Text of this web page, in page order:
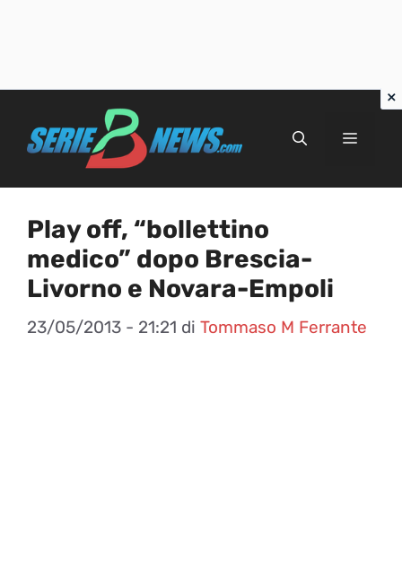
Menu
Play off, “bollettino
medico” dopo Brescia-
Livorno e Novara-Empoli
23/05/2013 - 21:21 di Tommaso M Ferrante